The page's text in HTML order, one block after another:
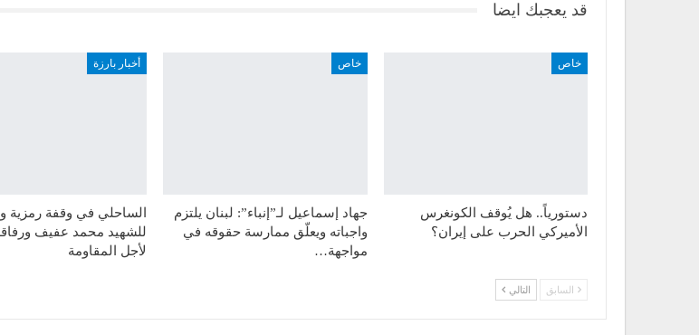
قد يعجبك ايضا
خاص
دستورياً.. هل يُوقف الكونغرس
الأميركي الحرب على إيران؟
خاص
جهاد إسماعيل لـ”إنباء”: لبنان يلتزم
واجباته ويعلّق ممارسة حقوقه في
مواجهة…
أخبار بارزة
الساحلي في وقفة رمزية
للشهيد محمد عفيف
لأجل المقاومة
السابق التالي